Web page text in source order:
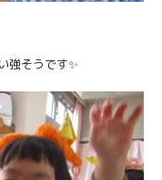
強そうです✨